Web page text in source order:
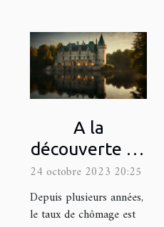
A la
découverte du
site
loiretcher.com
24 octobre 2023 20:25
Depuis plusieurs années,
le taux de chômage est